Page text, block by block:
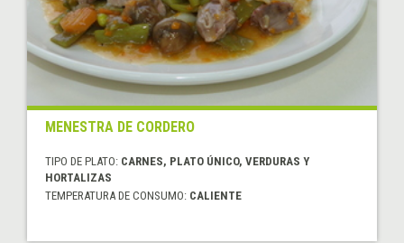
MENESTRA DE CORDERO
TIPO DE PLATO: CARNES, PLATO ÚNICO, VERDURAS Y
HORTALIZAS
TEMPERATURA DE CONSUMO: CALIENTE